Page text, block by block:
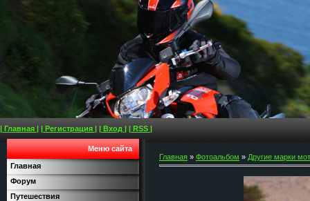
| Главная | | Регистрация | | Вход | | RSS |
Меню сайта
Главная
Форум
Путешествия
Главная » Фотоальбом » Другие марки